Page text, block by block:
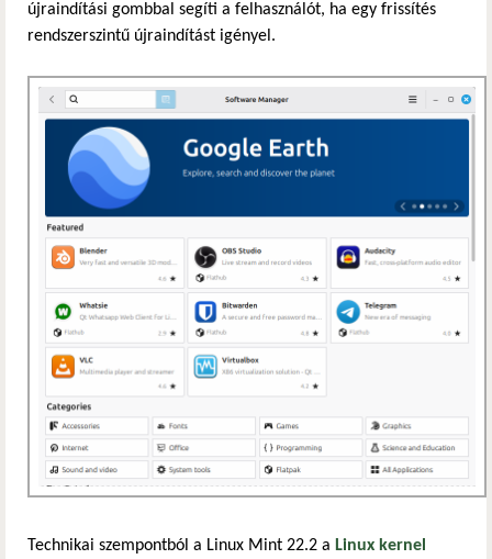
újraindítási gombbal segíti a felhasználót, ha egy frissítés
rendszerszintű újraindítást igényel.
Technikai szempontból a Linux Mint 22.2 a Linux kernel